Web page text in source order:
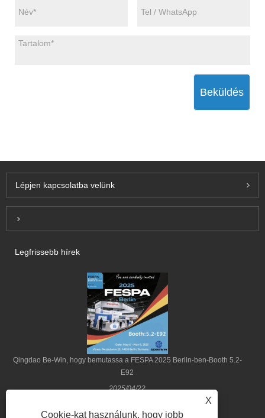
Beküldés
Lépjen kapcsolatba velünk
Inquiry For Pricelist
Legfrissebb hírek
Qingdao Be-Win, hogy bemutassa a FESPA 2025 Berlin-ben-Booth 5.2-
E92
2025/04/22
X
Cookie-kat használunk, hogy jobb